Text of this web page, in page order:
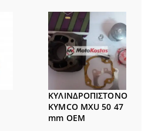
ΚΥΛΙΝΔΡΟΠΙΣΤΟΝΟ
KYMCO MXU 50 47
mm ΟΕΜ